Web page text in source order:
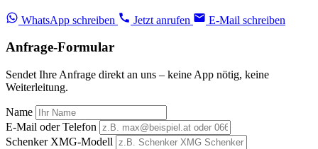
WhatsApp schreiben Jetzt anrufen E-Mail schreiben
Anfrage-Formular
Sendet Ihre Anfrage direkt an uns – keine App nötig, keine
Weiterleitung.
Name
E-Mail oder Telefon
Schenker XMG-Modell